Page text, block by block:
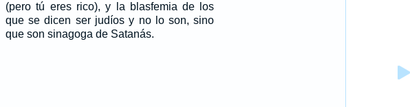
(pero tú eres rico), y la blasfemia de los
que se dicen ser judíos y no lo son, sino
que son sinagoga de Satanás.